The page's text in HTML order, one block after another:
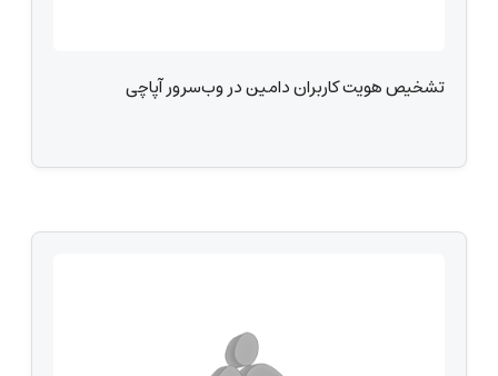
تشخیص هویت کاربران دامین در وب‌سرور آپاچی